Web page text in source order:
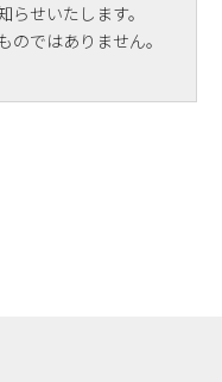
せいたします。
ではありません。